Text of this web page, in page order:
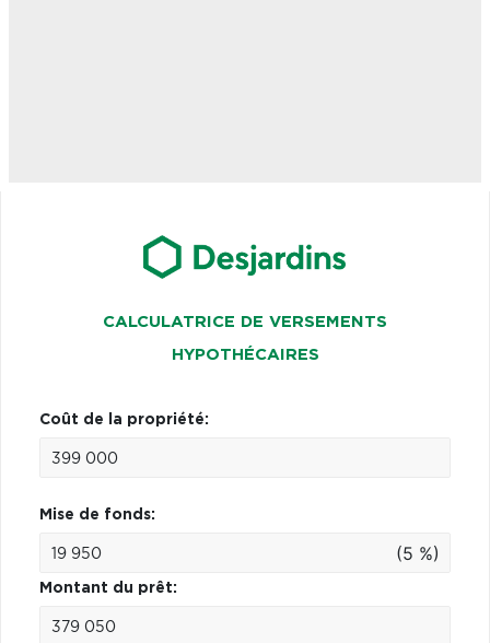
CALCULATRICE DE VERSEMENTS
HYPOTHÉCAIRES
Coût de la propriété:
Mise de fonds:
(5 %)
Montant du prêt: